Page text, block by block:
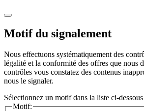
Motif du signalement
Nous effectuons systématiquement des
légalité et la conformité des offres que nous
contrôles vous constatez des contenus
nous le signaler.
Sélectionnez un motif dans la liste ci-dessous
Motif: